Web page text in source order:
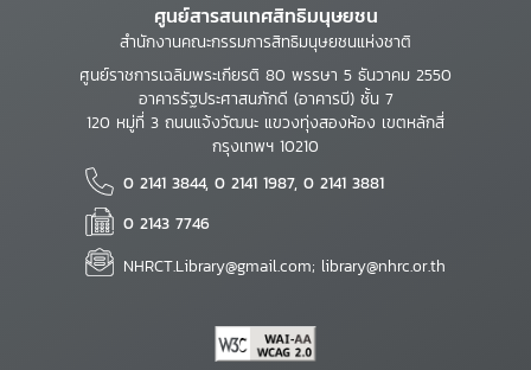
ศูนย์สารสนเทศสิทธิมนุษยชน
สำนักงานคณะกรรมการสิทธิมนุษยชนแห่งชาติ
ศูนย์ราชการเฉลิมพระเกียรติ 80 พรรษา 5 ธันวาคม 2550
อาคารรัฐประศาสนภักดี (อาคารบี) ชั้น 7
120 หมู่ที่ 3 ถนนแจ้งวัฒนะ แขวงทุ่งสองห้อง เขตหลักสี่
กรุงเทพฯ 10210
0 2141 3844, 0 2141 1987, 0 2141 3881
0 2143 7746
NHRCT.Library@gmail.com; library@nhrc.or.th